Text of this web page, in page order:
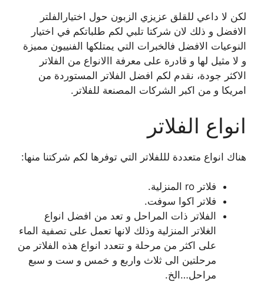
لكن لا داعي للقلق عزيزي الزبون حول اختيارالفلتر
الافضل و ذلك لان شركتا تلبي لكم طلباتكم في اختيار
النوعيات الافضل فالخبرات التي يمتلكها الفنييون مميزة
و لا مثيل لها و قادرة على معرفة االانواع من الفلاتر
الاكثر جودة، نقدم لكم افضل الفلاتر المستوردة من
امريكا و من اكبر الشركات المصنعة للفلاتر.
انواع الفلاتر
هناك انواع متعددة لللفلاتر التي توفرها لكم شركتنا منها:
فلاتر ro المنزلية.
فلاتر اكوا سوفت.
الفلاتر ذات المراحل و تعد من افضل انواع
الغلاتر المنزلية وذلك لانها تعمل على تصفية الماء
على اكثر من مرحلة و تتعدد انواع هذه الفلاتر من
مرحلتين الى ثلاث واربع و خمس و ست و سبع
مراحل…الخ.